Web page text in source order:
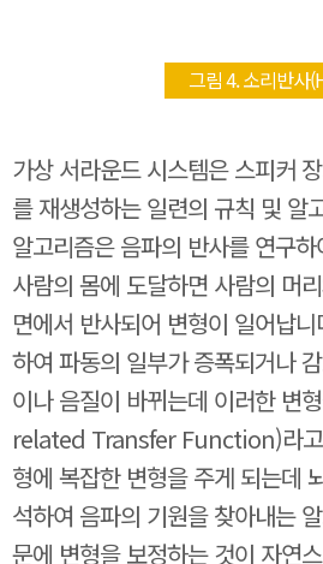
그림 4. 소리반사
가상 서라운드 시스템은 스피커
를 재생성하는 일련의 규칙 및 알
알고리즘은 음파의 반사를 연구
사람의 몸에 도달하면 사람의 머
면에서 반사되어 변형이 일어납
하여 파동의 일부가 증폭되거나
이나 음질이 바뀌는데 이러한 변
related Transfer Function)라
형에 복잡한 변형을 주게 되는데
석하여 음파의 기원을 찾아내는
문에 변형을 보정하는 것이 자연